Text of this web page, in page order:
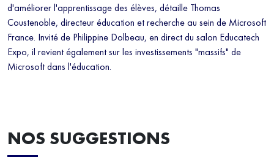
d'améliorer l'apprentissage des élèves, détaille Thomas
Coustenoble, directeur éducation et recherche au sein de Microsoft
France. Invité de Philippine Dolbeau, en direct du salon Educatech
Expo, il revient également sur les investissements "massifs" de
Microsoft dans l'éducation.
NOS SUGGESTIONS